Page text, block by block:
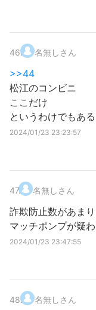
46. 名無しさん
>>44
松江のコンビニ
ここだけ
というわけでもあ
2024/01/23 23:23:57
47. 名無しさん
詐欺防止数があま
マッチポンプが疑
2024/01/23 23:47:55
48. 名無しさん